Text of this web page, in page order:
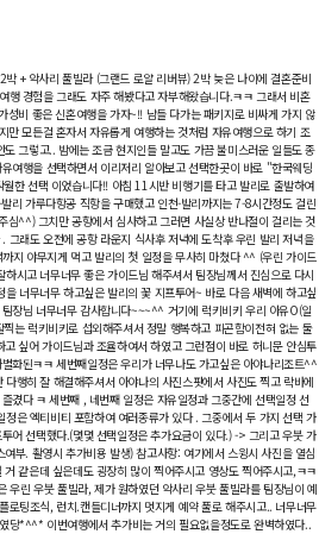
+ 악사리 풀빌라 (그랜드 로얄 리버뷰) 2박늦은 나이에 결혼준비
행 경험을 그래도 자주 해봤다고 자부해왔습니다.ㅋㅋ 그래서 비혼
성비 좋은 신혼여행을 가자~!! 남들 다가는 패키지로 비싸게 가지 않
만 모든걸 혼자서 자유롭게 여행하는 것처럼 자유여행으로 하기 조
그렇고.. 밤에는 조금 현지인들 말고도 가끔 불미스러운 일들도 종
여행을 선택하면서 이리저리 알아보고 선택한곳이 바로 "한국웨딩
한 선택 이었습니다!! 아침 11시반 비행기를 타고 발리로 출발하여
리 가루다항공 직항을 구매했고 인천-발리까지는 7-8시간정도 걸린
심^^) 그치만 공항에서 심사하고 그러면 사실상 반나절이 걸리는 것
그래도 오전에 공항 라운지 식사후 저녁에 도착후 우린 발리 저녁을
지 야무지게 먹고 발리의 첫 일정을 무사히 마쳤다 ^^ (우린 가이드
시고 너무너무 좋은 가이드님 해주셔서 팀장님께서 진심으로 다시
너무너무 하고싶은 발리의 꽃 지프투어~ 바로 다음 새벽에 하고싶
장님 너무너무 감사합니다~~~^^ 거기에 럭키비키 우리 아유O(일
는 럭키비키로 섭외해주셔서 정말 행복하고 피곤함이전혀 없는 둘
싶어 가이드님과 조율하여서 하였고 그런점이 바로 허니문 안심투
화된ㅋㅋ 세번째일정은 우리가 너무나도 가고싶은 아야나리조트^^
행히 잘 해결해주셔서 아야나의 사진스팟에서 사진도 찍고 락바에
겼다 ㅋ 세번째 , 네번째 일정은 자유일정과 그중간에 선택일정 선
은 엑티비티 포함하여 여러종류가 있다 . 그중에서 두 가지 선택 가
어 선택했다.(몇몇 선택일정은 추가요금이 있다.) -> 그리고 우붓 가
부. 촬영시 추가비용 발생) 참고사항: 여기에서 스윙시 사진을 열심
같은데 싶은데도 굉장히 많이 찍어주시고 영상도 찍어주시고,ㅋㅋ
우린 우붓 풀빌라, 제가 원하였던 악사리 우붓 풀빌라를 팀장님이 예
로팅조식, 런치.캔들디너까지 멋지게 예약 풀로 해주시고.. 너무너무
당*^^* 이번여행에서 추가비는 거의 필요없을정도로 완벽하였다..